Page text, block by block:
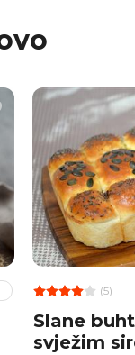
(5)
Slane
svježim